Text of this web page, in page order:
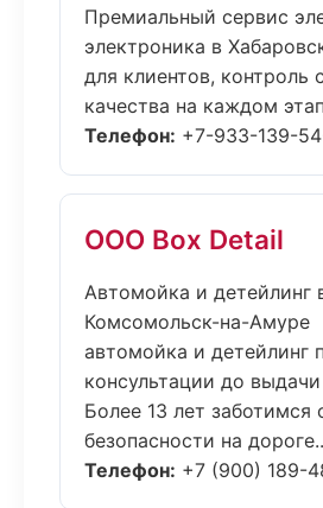
Премиальный сервис
электроника в
для клиентов, контроль
качества на каждом
Телефон: +7-933-139-
ООО Box Detail
Автомойка и детейлинг
Комсомольск-на-Амуре
автомойка и детейлинг
консультации до
Более 13 лет заботимся
безопасности на
Телефон: +7 (900) 189-